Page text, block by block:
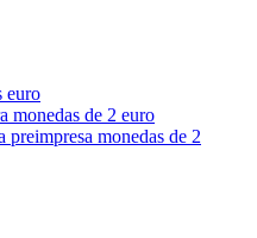
euro
de 2 euro
monedas de 2